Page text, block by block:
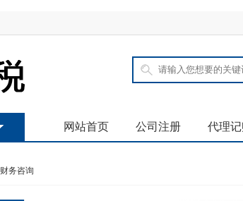
网站首页 公司注册 代理
财务咨询